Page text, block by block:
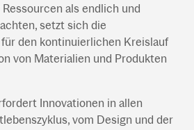
als endlich und
setzt sich die
den kontinuierlichen Kreislauf
von Materialien und Produkten
Innovationen in allen
vom Design und der